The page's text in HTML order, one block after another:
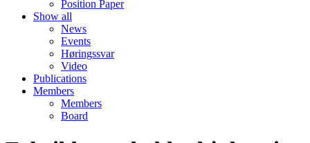
Position Paper
Show all
News
Events
Høringssvar
Video
Publications
Members
Members
Board